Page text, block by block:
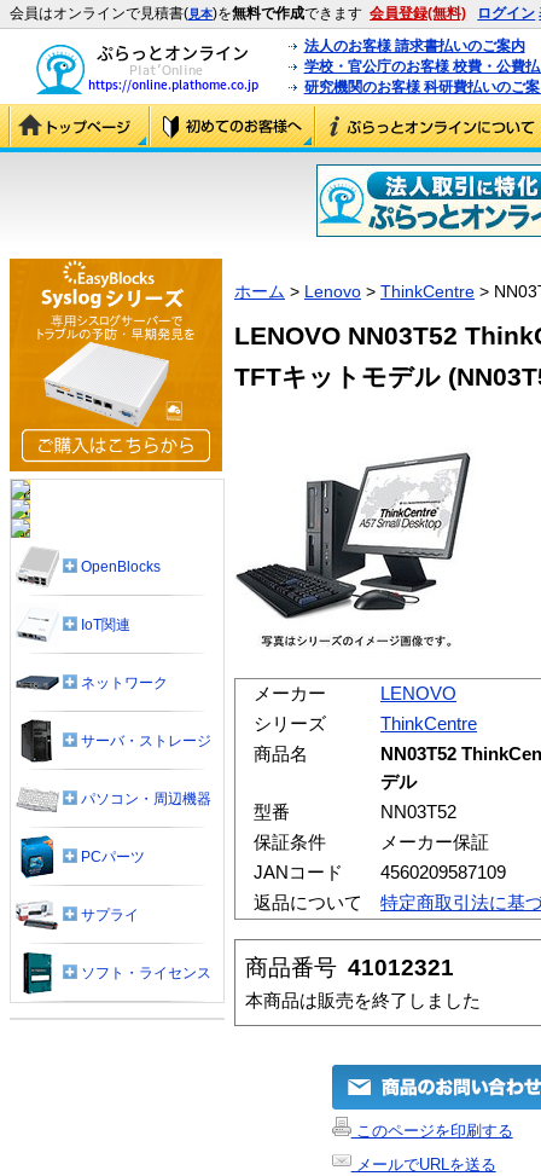
会員はオンラインで見積書(見本)を無料で作成できます 会員登録(無料) ログイン
法人のお客様 請求書払いのご案内
学校・官公庁のお客様 校費・公費
研究機関のお客様 科研費払いのご
ホーム > Lenovo > ThinkCentre >
LENOVO NN03T52
TFTキットモデル
メーカー
LENOVO
シリーズ
ThinkCentre
商品名
NN03T52
デル
型番
NN03T52
保証条件
メーカー保証
JANコード
4560209587109
返品について
特定商取引法に基
商品番号 41012321
本商品は販売を終了しました
このページを印刷する
メールでURLを送る
OpenBlocks
IoT関連
ネットワーク
サーバ・ストレージ
パソコン・周辺機器
PCパーツ
サプライ
ソフト・ライセンス